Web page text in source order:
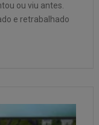
ou viu antes.
e retrabalhado
movimentos de